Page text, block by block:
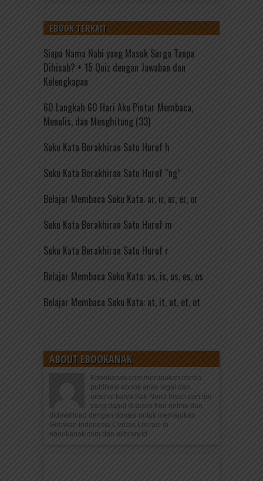
EBOOK TERKAIT
Siapa Nama Nabi yang Masuk Surga Tanpa
Dihisab? + 15 Quiz dengan Jawaban dan
Kelengkapan
60 Langkah 60 Hari Aku Pintar Membaca,
Menulis, dan Menghitung (33)
Suku Kata Berakhiran Satu Huruf h
Suku Kata Berakhiran Satu Huruf “ng”
Belajar Membaca Suku Kata: ar, ir, ur, er, or
Suku Kata Berakhiran Satu Huruf m
Suku Kata Berakhiran Satu Huruf r
Belajar Membaca Suku Kata: as, is, us, es, os
Belajar Membaca Suku Kata: at, it, ut, et, ot
ABOUT EBOOKANAK
Ebookanak.com merupakan media
publikasi ebook anak legal dan
orisinal karya Kak Nurul Ihsan dan tim
yang dapat diakses free online dan
didownload dengan donasi untuk memajukan
Gerakan Indonesia Cerdas Literasi di
ebookanak.com dan elibrary.id.